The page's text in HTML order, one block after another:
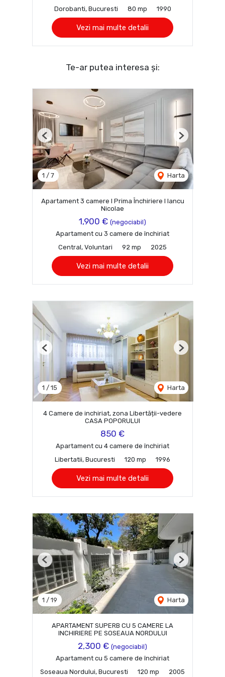
Dorobanti, Bucuresti
80 mp 1990
Vezi mai multe detalii
Te-ar putea interesa și:
1 / 7 Harta
Previous Next
Apartament 3 camere I Prima Închiriere I Iancu
Nicolae
1,900 € (negociabil)
Apartament cu 3 camere de închiriat
Central, Voluntari
92 mp 2025
Vezi mai multe detalii
1 / 15 Harta
Previous Next
4 Camere de inchiriat, zona Libertății-vedere
CASA POPORULUI
850 €
Apartament cu 4 camere de închiriat
Libertatii, Bucuresti
120 mp 1996
Vezi mai multe detalii
1 / 19 Harta
Previous Next
APARTAMENT SUPERB CU 5 CAMERE LA
INCHIRIERE PE SOSEAUA NORDULUI
2,300 € (negociabil)
Apartament cu 5 camere de închiriat
Soseaua Nordului, Bucuresti
120 mp 2005